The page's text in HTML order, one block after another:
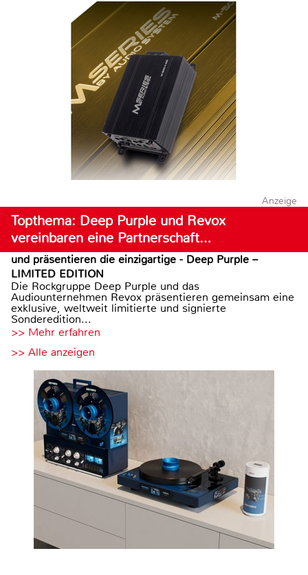
Anzeige
Topthema: Deep Purple und Revox
vereinbaren eine Partnerschaft…
und präsentieren die einzigartige - Deep Purple –
LIMITED EDITION
Die Rockgruppe Deep Purple und das
Audiounternehmen Revox präsentieren gemeinsam eine
exklusive, weltweit limitierte und signierte
Sonderedition...
>> Mehr erfahren
>> Alle anzeigen